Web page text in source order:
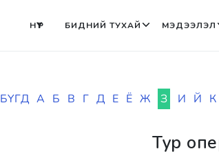
НҮҮР БИДНИЙ ТУХАЙ МЭДЭЭЛЭЛ
БҮГД А Б В Г Д Е Ё Ж З И Й К
Тур